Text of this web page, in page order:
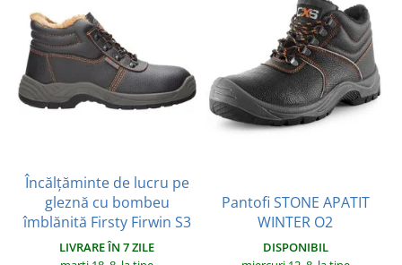
Încălțăminte de lucru pe
gleznă cu bombeu
îmblănită Firsty Firwin S3
LIVRARE ÎN 7 ZILE
Pantofi STONE APATIT
WINTER O2
DISPONIBIL